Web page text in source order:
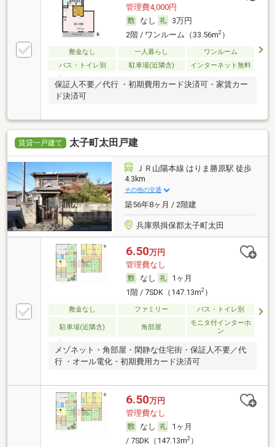
管理費4,000円
なし
3万円
2階 / ワンルーム（33.56m2）
敷金なし 一人暮らし
ワンルーム
バス・トイレ別
駐車場(近隣含) インターネット無料
保証人不要／代行 ・初期費用カード決済可・家賃カー
ド決済可
賃貸一戸建て 太子町太田戸建
ＪＲ山陽本線 はりま勝原駅 徒歩
4.3km
その他の交通
築56年8ヶ月 / 2階建
兵庫県揖保郡太子町太田
6.50万円
管理費なし
なし
1ヶ月
1階 / 7SDK（147.13m2）
敷金なし ファミリー バス・トイレ別
駐車場(近隣含) 角部屋
モニタ付インターホ
ン
メゾネット・角部屋・閑静な住宅街・保証人不要／代
行 ・オール電化・初期費用カード決済可
6.50万円
管理費なし
なし
1ヶ月
/ 7SDK（147.13m2）